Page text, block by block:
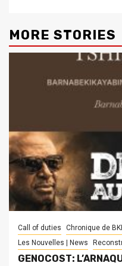
MORE STORIES
Call of duties Chronique de
Les Nouvelles | News
GENOCOST: